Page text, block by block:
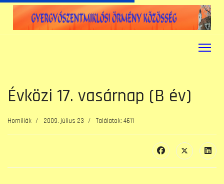
Évközi 17. vasárnap (B év)
Homiliák 2009. július 23 Találatok: 4611